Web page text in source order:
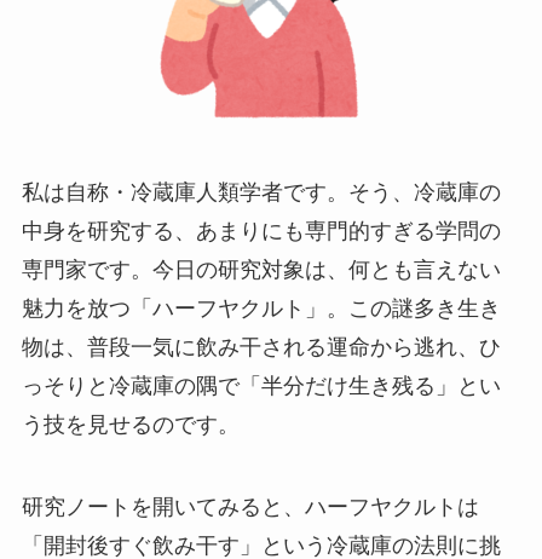
私は自称・冷蔵庫人類学者です。そう、冷蔵庫の
中身を研究する、あまりにも専門的すぎる学問の
専門家です。今日の研究対象は、何とも言えない
魅力を放つ「ハーフヤクルト」。この謎多き生き
物は、普段一気に飲み干される運命から逃れ、ひ
っそりと冷蔵庫の隅で「半分だけ生き残る」とい
う技を見せるのです。
研究ノートを開いてみると、ハーフヤクルトは
「開封後すぐ飲み干す」という冷蔵庫の法則に挑